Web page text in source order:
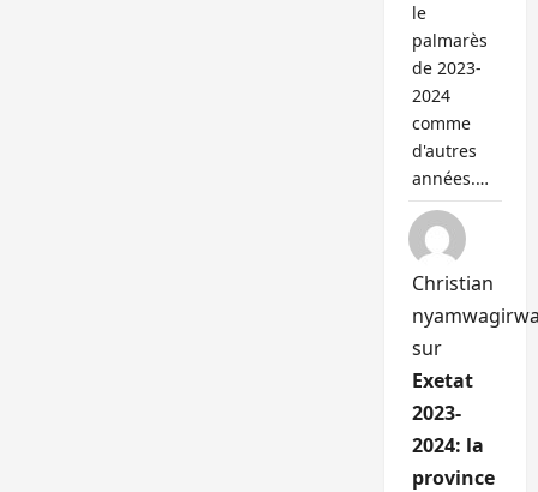
le
palmarès
de 2023-
2024
comme
d'autres
années.…
Christian
sur
Exetat
2023-
2024: la
province